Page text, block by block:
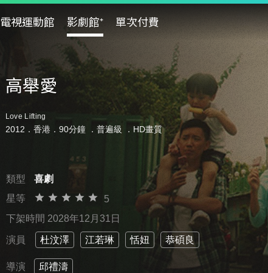
電視運動館 影劇館⁺ 單次付費
高舉愛
Love Lifting
2012．香港．90分鐘 ． 普遍級 ．HD畫質
類型
喜劇
星等
5
下架時間 2028年12月31日
演員 杜汶澤 江若琳 恬妞 恭碩良
導演 邱禮濤